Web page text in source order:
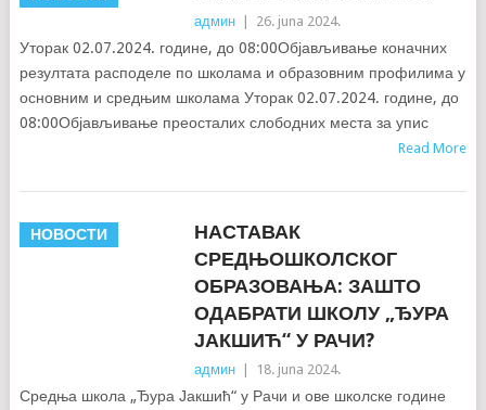
админ 26. juna 2024.
Уторак 02.07.2024. године, до 08:00Објављивање коначних
резултата расподеле по школама и образовним профилима у
основним и средњим школама Уторак 02.07.2024. године, до
08:00Објављивање преосталих слободних места за упис
Read More
НОВОСТИ
НАСТАВАК
СРЕДЊОШКОЛСКОГ
ОБРАЗОВАЊА: ЗАШТО
ОДАБРАТИ ШКОЛУ „ЂУРА
ЈАКШИЋ“ У РАЧИ?
админ 18. juna 2024.
Средња школа „Ђура Јакшић“ у Рачи и ове школске године